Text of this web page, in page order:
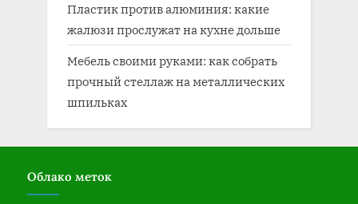
Пластик против алюминия: какие
жалюзи прослужат на кухне дольше
Мебель своими руками: как собрать
прочный стеллаж на металлических
шпильках
Облако меток